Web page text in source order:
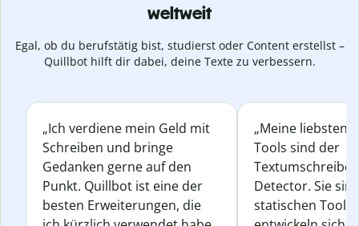
weltweit
Egal, ob du berufstätig bist, studierst oder Content erstellst –
Quillbot hilft dir dabei, deine Texte zu verbessern.
„Ich verdiene mein Geld mit
Schreiben und bringe
Gedanken gerne auf den
Punkt. Quillbot ist eine der
besten Erweiterungen, die
„Meine liebsten
Tools sind der
Detector. Sie
statischen